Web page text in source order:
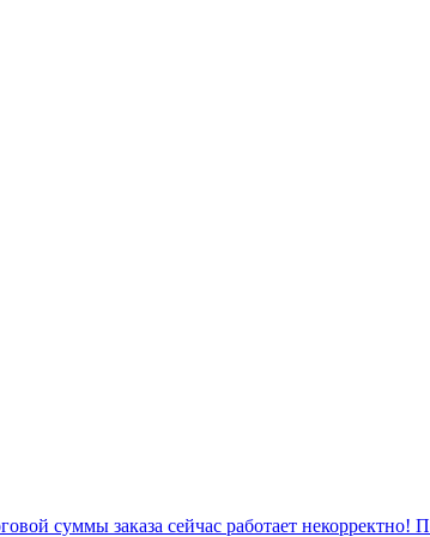
суммы заказа сейчас работает